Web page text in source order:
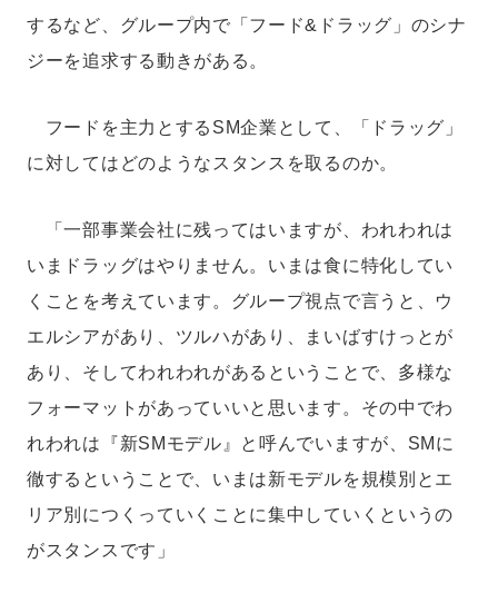
するなど、グループ内で「フード&ドラッグ」のシナ
ジーを追求する動きがある。
フードを主力とするSM企業として、「ドラッグ」
に対してはどのようなスタンスを取るのか。
「一部事業会社に残ってはいますが、われわれは
いまドラッグはやりません。いまは食に特化してい
くことを考えています。グループ視点で言うと、ウ
エルシアがあり、ツルハがあり、まいばすけっとが
あり、そしてわれわれがあるということで、多様な
フォーマットがあっていいと思います。その中でわ
れわれは『新SMモデル』と呼んでいますが、SMに
徹するということで、いまは新モデルを規模別とエ
リア別につくっていくことに集中していくというの
がスタンスです」